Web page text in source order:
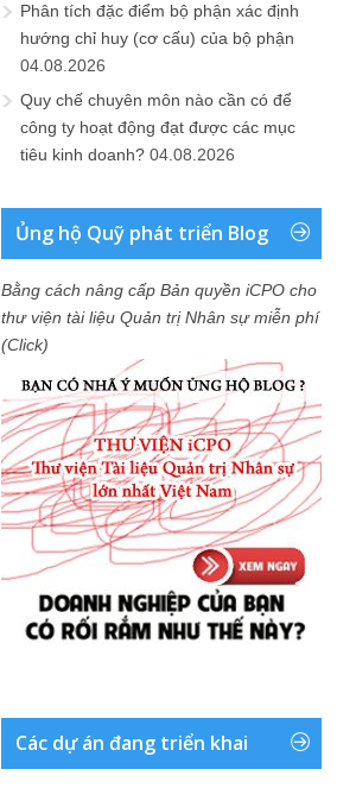
Phân tích đặc điểm bộ phận xác định
hướng chỉ huy (cơ cấu) của bộ phận
04.08.2026
Quy chế chuyên môn nào cần có để
công ty hoạt động đạt được các mục
tiêu kinh doanh? 04.08.2026
Ủng hộ Quỹ phát triển Blog
Bằng cách nâng cấp Bản quyền iCPO cho
thư viện tài liệu Quản trị Nhân sự miễn phí
(Click)
Các dự án đang triển khai